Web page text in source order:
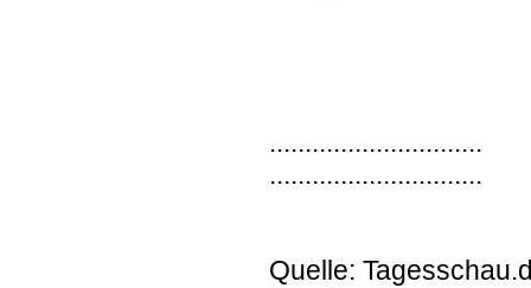
..............................
..............................
Quelle: